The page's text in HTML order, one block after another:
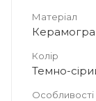
Матеріал
Колір
Темно-
Особливості